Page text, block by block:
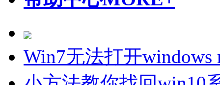
Win7无法打开windows